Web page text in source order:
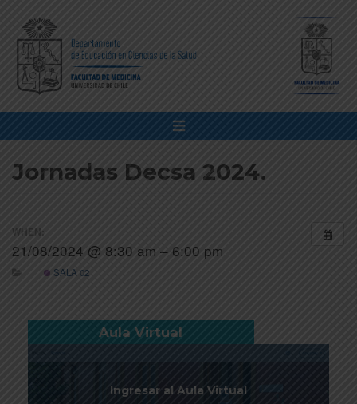
Jornadas Decsa 2024.
WHEN:
21/08/2024 @ 8:30 am – 6:00 pm
SALA 02
Aula Virtual
Ingresar al Aula Virtual